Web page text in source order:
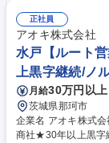
正社員
アオキ株式会社
水戸【ルート
上黒字継続/ノ
月給30万円以上
茨城県那珂市
企業名 アオキ株式会社 求人名 水戸【ルート営業】創業130年の建
商社★30年以上黒字継続/ノルマ・